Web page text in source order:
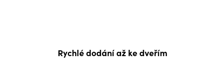
Rychlé dodání až ke dveřím